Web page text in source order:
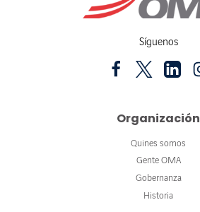
Síguenos
Organización
Quines somos
Gente OMA
Gobernanza
Historia